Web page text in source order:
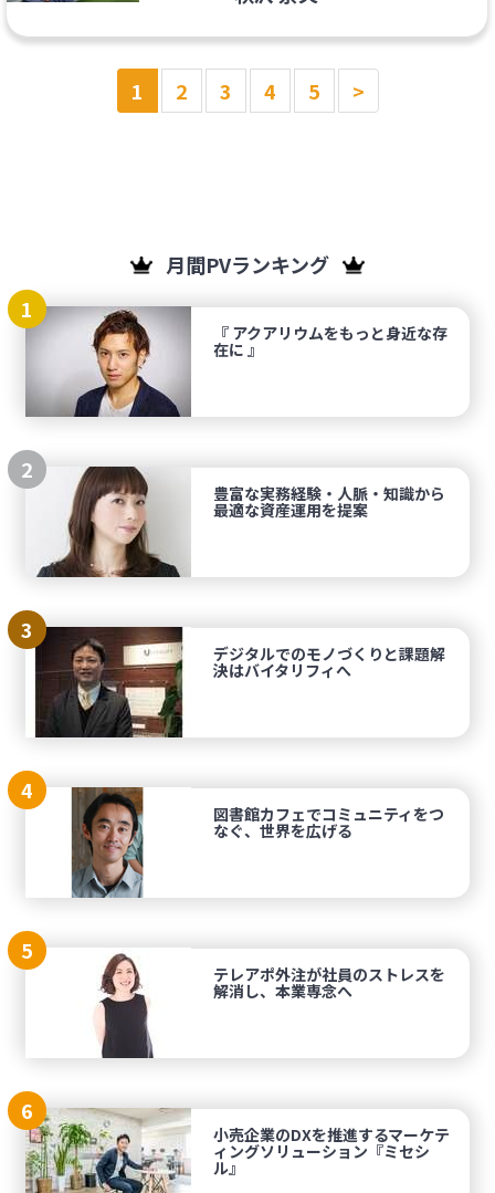
1 2 3 4 5 >
月間PVランキング
1
『 アクアリウムをもっと身近な存
在に 』
2
豊富な実務経験・人脈・知識から
最適な資産運用を提案
3
デジタルでのモノづくりと課題解
決はバイタリフィへ
4
図書館カフェでコミュニティをつ
なぐ、世界を広げる
5
テレアポ外注が社員のストレスを
解消し、本業専念へ
6
小売企業のDXを推進するマーケテ
ィングソリューション『ミセシ
ル』